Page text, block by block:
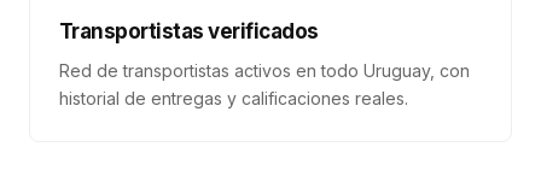
Transportistas verificados
Red de transportistas activos en todo Uruguay, con
historial de entregas y calificaciones reales.